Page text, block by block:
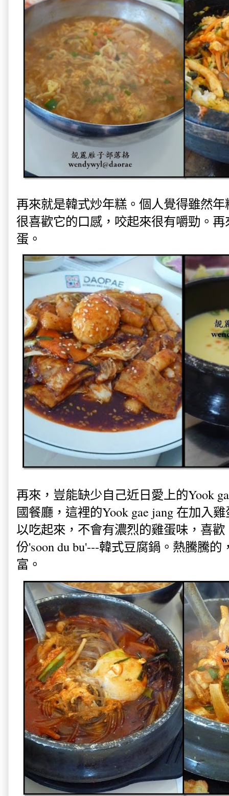
再來就是韓式炒年糕。個人覺得雖然
很喜歡它的口感，咬起來很有嚼勁。
蛋。
再來，豈能缺少自己近日愛上的Yook
國餐廳，這裡的Yook gae jang 在加入
以吃起來，不會有濃烈的雞蛋味，喜
份'soon du bu'---韓式豆腐鍋。熱騰騰
富。